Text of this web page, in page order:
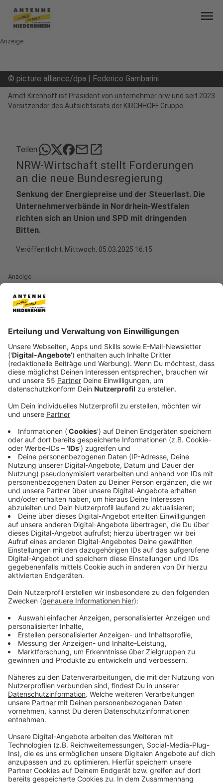
menu
Anzeige
© picture alliance/dpa | Federico Gambarini
Arndt Kirchhoff ist Präsident von unternehmer nrw und seit 2023
Vorsitzender des Aufsichtsrats der KIRCHHOFF Gruppe
Teilen: mailopen_in_new
NRW-Wirtschaft stellt Forderungen
an die neue Bundesregierung
Senkung der Energiepreise und der Steuerlast. Die
Unternehmerverbände in Nordrhein-Westfalen
richten sich an Union und SPD mit dringenden
Bitten.
Veröffentlicht: Mittwoch, 05.03.2025 16:15
Anzeige
Inmitten einer stagnierenden Wirtschaftslage, mit
Prozent in Deutschland und einer ähnlich schwierigen
Situation in Nordrhein-Westfalen, haben die
Unternehmensverbände NRWihre Erwartungen an die
künftige Bundesregierung formuliert.
Anzeige
Dringender Bedarf an
wirtschaftsfreundlichen Maßnahmen
Anzeige
Die Unternehmensverbände NRW haben einen
umfassenden Forderungskatalog vorgelegt, aus dem
besonders drei Punkte hervorstechen:
An erster Stelle steht die Senkung und
Stabilisierung der Energiepreise. Gerade
energieintensive Branchen wie die Stahl-, Glas-
und Betonherstellung leiden unter den hohen
Unternehmensverbände NRW untragbar geworden
sind.
Ein weiterer kritischer Punkt ist die Forderung
nach einer Reduzierung von Steuern und Abgaben.
Die Unternehmen betonen, dass eine Entlastung
hier dringend notwendig ist, um die
fördern.
Der dritte zentrale Punkt betrifft den
Bürokratieabbau. Die Verbände schlagen vor, dass
mit der Einführung jedes neuen Gesetzes
werden sollten, um die regulatorische Last für
Unternehmen zu verringern.
Anzeige